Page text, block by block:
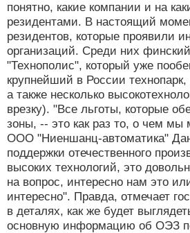
понятно, какие компании и на
резидентами. В настоящий
резидентов, которые проявили
организаций. Среди них
"Технополис", который уже
крупнейший в России
а также несколько
врезку). "Все льготы, которые
зоны, -- это как раз то, о чем мы
ООО "Ниеншанц-автоматика"
поддержки отечественного
высоких технологий, это
на вопрос, интересно нам это
интересно". Правда, отмечает
в деталях, как же будет
основную информацию об ОЭЗ